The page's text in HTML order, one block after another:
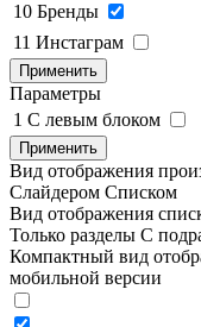
10 Бренды
11 Инстаграм
Применить
Параметры
1 C левым блоком
Применить
Вид отображения
Слайдером Списком
Вид отображения
Только разделы С
Компактный вид
мобильной версии